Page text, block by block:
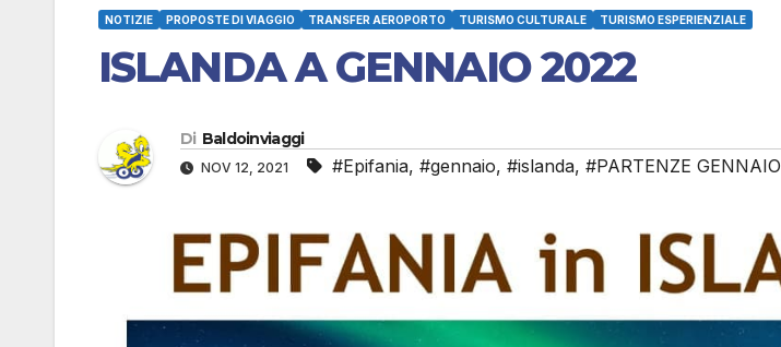
NOTIZIE PROPOSTE DI VIAGGIO TRANSFER AEROPORTO TURISMO CULTURALE TURISMO ESPERIENZIALE
ISLANDA A GENNAIO 2022
Di Baldoinviaggi
NOV 12, 2021 #Epifania, #gennaio, #islanda, #PARTENZE GENNAIO